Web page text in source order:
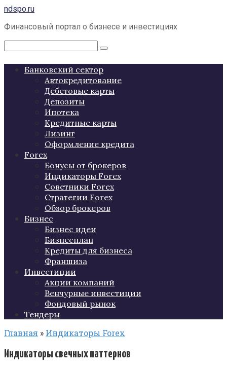
Перейти
контенту
ndspo.ru
Финансовый портал о бизнесе и инвестициях
Поиск:
Банковский сектор
Автокредитование
Дебетовые карты
Депозиты
Ипотека
Кредитные карты
Лизинг
Оформление кредита
Forex
Бонусы от брокеров
Индикаторы Forex
Советники Forex
Стратегии Forex
Обзор брокеров
Бизнес
Бизнес идеи
Бизнесплан
Кредиты для бизнеса
Франшиза
Инвестиции
Акции компаний
Венчурные инвестиции
Фондовый рынок
Тендеры
Главная » Индикаторы Forex
Индикаторы свечных паттернов